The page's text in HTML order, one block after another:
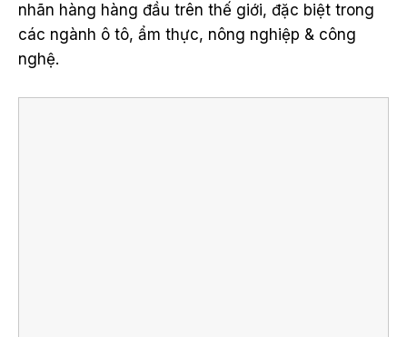
nhãn hàng hàng đầu trên thế giới, đặc biệt trong
các ngành ô tô, ẩm thực, nông nghiệp & công
nghệ.